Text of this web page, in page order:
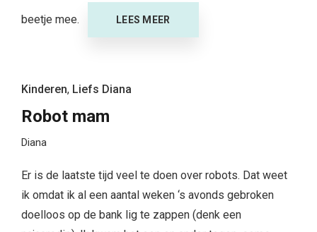
beetje mee. LEES MEER
Kinderen, Liefs Diana
Robot mam
Diana
Er is de laatste tijd veel te doen over robots. Dat weet
ik omdat ik al een aantal weken ‘s avonds gebroken
doelloos op de bank lig te zappen (denk een